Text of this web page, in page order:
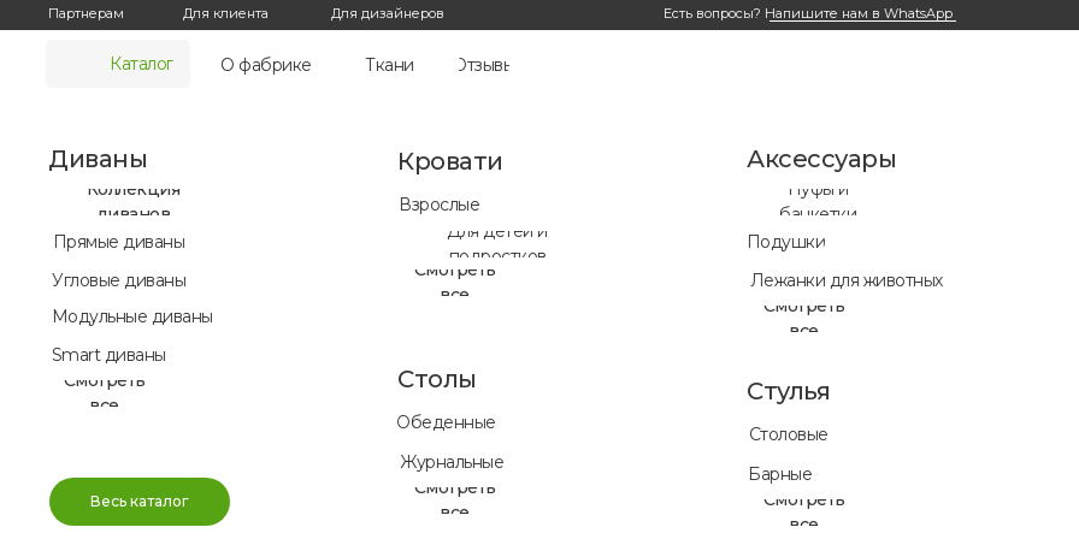
Каталог О фабрике Ткани Отзывы
Есть вопросы? Напишите нам в WhatsApp
Партнерам Для клиента Для дизайнеров
Диваны Кровати
Стулья
Аксессуары
Весь каталог
Прямые диваны
Угловые диваны
Модульные диваны
Smart диваны
Смотреть
все
Взрослые
Для детей и
подростков
Смотреть
все
Столовые
Барные
Смотреть
все
Столы
Обеденные
Журнальные
Смотреть
все
Пуфы и
банкетки
Подушки
Лежанки для животных
Смотреть
все
Коллекция
диванов